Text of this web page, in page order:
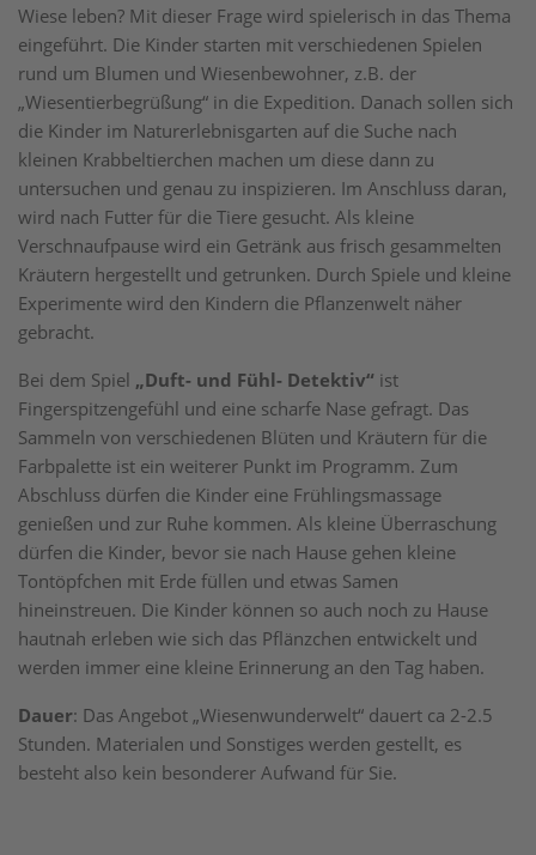
Wiese leben? Mit dieser Frage wird spielerisch in das Thema
eingeführt. Die Kinder starten mit verschiedenen Spielen
rund um Blumen und Wiesenbewohner, z.B. der
„Wiesentierbegrüßung“ in die Expedition. Danach sollen sich
die Kinder im Naturerlebnisgarten auf die Suche nach
kleinen Krabbeltierchen machen um diese dann zu
untersuchen und genau zu inspizieren. Im Anschluss daran,
wird nach Futter für die Tiere gesucht. Als kleine
Verschnaufpause wird ein Getränk aus frisch gesammelten
Kräutern hergestellt und getrunken. Durch Spiele und kleine
Experimente wird den Kindern die Pflanzenwelt näher
gebracht.
Bei dem Spiel „Duft- und Fühl- Detektiv“ ist
Fingerspitzengefühl und eine scharfe Nase gefragt. Das
Sammeln von verschiedenen Blüten und Kräutern für die
Farbpalette ist ein weiterer Punkt im Programm. Zum
Abschluss dürfen die Kinder eine Frühlingsmassage
genießen und zur Ruhe kommen. Als kleine Überraschung
dürfen die Kinder, bevor sie nach Hause gehen kleine
Tontöpfchen mit Erde füllen und etwas Samen
hineinstreuen. Die Kinder können so auch noch zu Hause
hautnah erleben wie sich das Pflänzchen entwickelt und
werden immer eine kleine Erinnerung an den Tag haben.
Dauer: Das Angebot „Wiesenwunderwelt“ dauert ca 2-2.5
Stunden. Materialen und Sonstiges werden gestellt, es
besteht also kein besonderer Aufwand für Sie.